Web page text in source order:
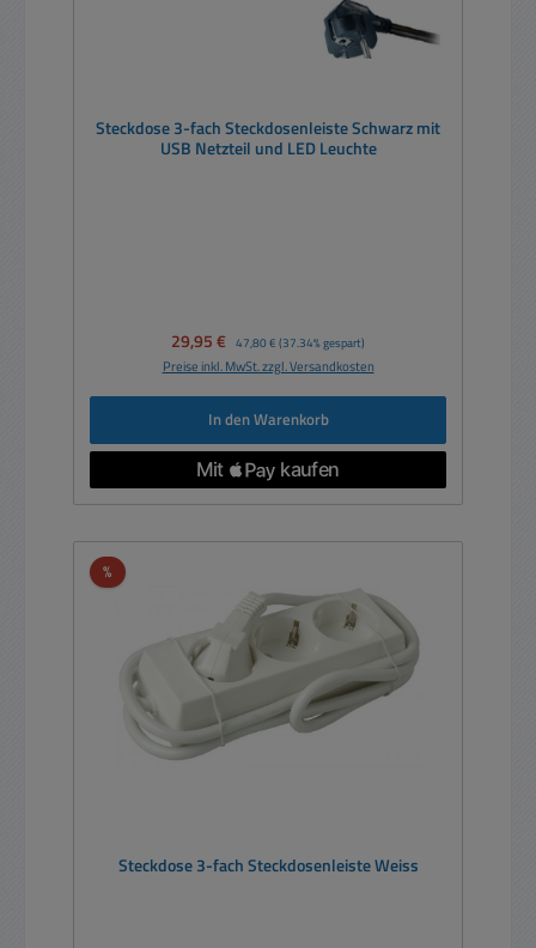
Steckdose 3-fach Steckdosenleiste Schwarz mit
USB Netzteil und LED Leuchte
Verkaufspreis:
29,95 € Regulärer Preis:
47,80 € (37.34% gespart)
Preise inkl. MwSt. zzgl. Versandkosten
In den Warenkorb
%Rabatt
Steckdose 3-fach Steckdosenleiste Weiss